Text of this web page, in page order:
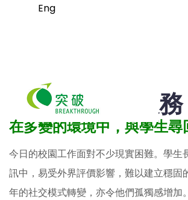
Eng
學校服務
在多變的環境中，與學生尋
今日的校園工作面對不少現實困難。學生
訊中，易受外界評價影響，難以建立穩固
年的社交模式轉變，亦令他們孤獨感增加